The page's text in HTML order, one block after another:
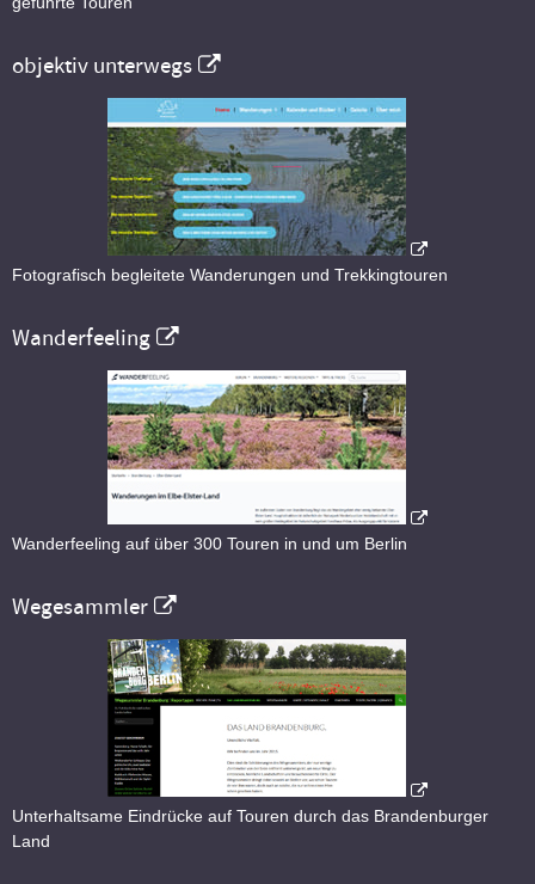
objektiv unterwegs
Fotografisch begleitete Wanderungen und Trekkingtouren
Wanderfeeling
Wanderfeeling auf über 300 Touren in und um Berlin
Wegesammler
Unterhaltsame Eindrücke auf Touren durch das Brandenburger
Land